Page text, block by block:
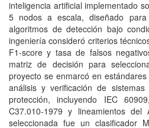
inteligencia artificial implementado
5 nodos a escala, diseñado
algoritmos de detección bajo
ingeniería consideró criterios
F1-score y tasa de falsos
matriz de decisión para
proyecto se enmarcó en
análisis y verificación de
protección, incluyendo IEC
C37.010-1979 y lineamientos
seleccionada fue un clasificador